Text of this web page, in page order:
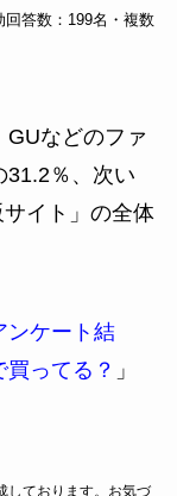
答数：199名・複数
などのファ
31.2％、次い
イト」の全体
ンケート結
ってる？ 」
しております。お気づ